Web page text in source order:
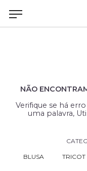
NÃO
Verifique se há
uma palavra,
BLUSA TRICOT